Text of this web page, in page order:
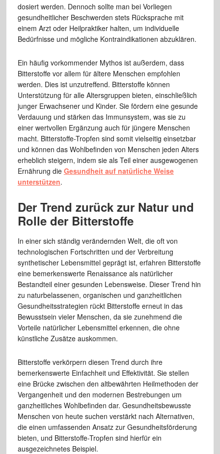
dosiert werden. Dennoch sollte man bei Vorliegen
gesundheitlicher Beschwerden stets Rücksprache mit
einem Arzt oder Heilpraktiker halten, um individuelle
Bedürfnisse und mögliche Kontraindikationen abzuklären.
Ein häufig vorkommender Mythos ist außerdem, dass
Bitterstoffe vor allem für ältere Menschen empfohlen
werden. Dies ist unzutreffend. Bitterstoffe können
Unterstützung für alle Altersgruppen bieten, einschließlich
junger Erwachsener und Kinder. Sie fördern eine gesunde
Verdauung und stärken das Immunsystem, was sie zu
einer wertvollen Ergänzung auch für jüngere Menschen
macht. Bitterstoffe-Tropfen sind somit vielseitig einsetzbar
und können das Wohlbefinden von Menschen jeden Alters
erheblich steigern, indem sie als Teil einer ausgewogenen
Ernährung die Gesundheit auf natürliche Weise
unterstützen.
Der Trend zurück zur Natur und
Rolle der Bitterstoffe
In einer sich ständig verändernden Welt, die oft von
technologischen Fortschritten und der Verbreitung
synthetischer Lebensmittel geprägt ist, erfahren Bitterstoffe
eine bemerkenswerte Renaissance als natürlicher
Bestandteil einer gesunden Lebensweise. Dieser Trend hin
zu naturbelassenen, organischen und ganzheitlichen
Gesundheitsstrategien rückt Bitterstoffe erneut in das
Bewusstsein vieler Menschen, da sie zunehmend die
Vorteile natürlicher Lebensmittel erkennen, die ohne
künstliche Zusätze auskommen.
Bitterstoffe verkörpern diesen Trend durch ihre
bemerkenswerte Einfachheit und Effektivität. Sie stellen
eine Brücke zwischen den altbewährten Heilmethoden der
Vergangenheit und den modernen Bestrebungen um
ganzheitliches Wohlbefinden dar. Gesundheitsbewusste
Menschen von heute suchen verstärkt nach Alternativen,
die einen umfassenden Ansatz zur Gesundheitsförderung
bieten, und Bitterstoffe-Tropfen sind hierfür ein
ausgezeichnetes Beispiel.